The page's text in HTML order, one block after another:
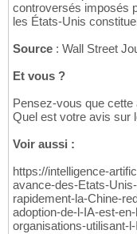
controversés imposés
les États-Unis
Source : Wall Street
Et vous ?
Pensez-vous que cette
Quel est votre avis sur
Voir aussi :
https://intelligence-
avance-des-Etats-
rapidement-la-Chine-
adoption-de-l-IA-est-
organisations-utilisant-